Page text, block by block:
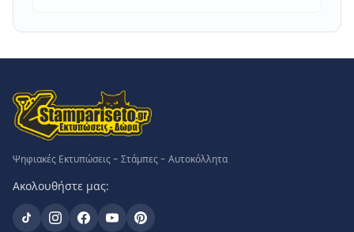
Ψηφιακές Εκτυπώσεις - Στάμπες - Αυτοκόλλητα
Ακολουθήστε μας: